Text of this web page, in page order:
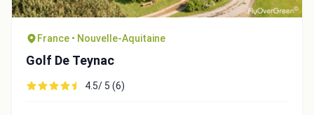
France • Nouvelle-Aquitaine
Golf De Teynac
4.5/ 5 (6)